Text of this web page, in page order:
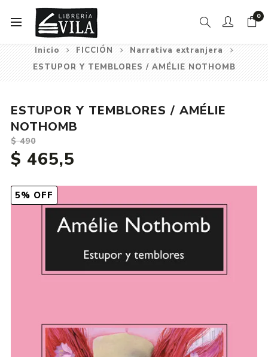
0
Inicio FICCIÓN
Narrativa extranjera
ESTUPOR Y TEMBLORES / AMÉLIE NOTHOMB
5% OFF
ESTUPOR Y TEMBLORES / AMÉLIE
NOTHOMB
$ 490
$ 465,5